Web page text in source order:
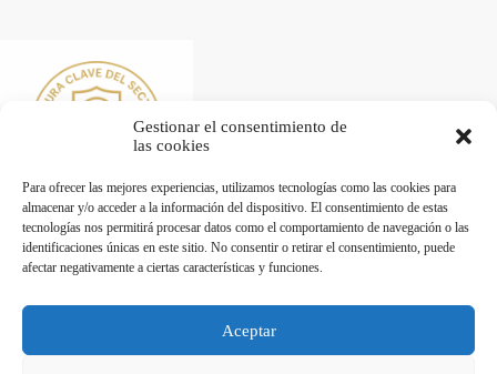
Gestionar el consentimiento de
las cookies
Para ofrecer las mejores experiencias, utilizamos tecnologías como las cookies para
almacenar y/o acceder a la información del dispositivo. El consentimiento de estas
tecnologías nos permitirá procesar datos como el comportamiento de navegación o las
identificaciones únicas en este sitio. No consentir o retirar el consentimiento, puede
afectar negativamente a ciertas características y funciones.
Aceptar